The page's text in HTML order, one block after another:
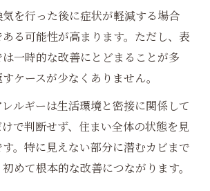
を行った後に症状が軽減する場合
る可能性が高まります。ただし、表
一時的な改善にとどまることが多
ケースが少なくありません。
ルギーは生活環境と密接に関係して
で判断せず、住まい全体の状態を見
。特に見えない部分に潜むカビまで
めて根本的な改善につながります。